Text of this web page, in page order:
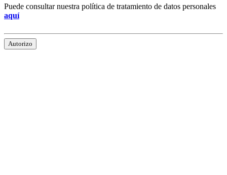
Puede consultar nuestra política de tratamiento de datos personales
aquí
Autorizo